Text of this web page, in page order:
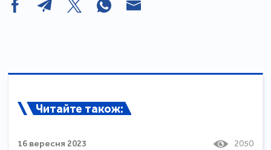
Читайте також:
16 вересня 2023 2050